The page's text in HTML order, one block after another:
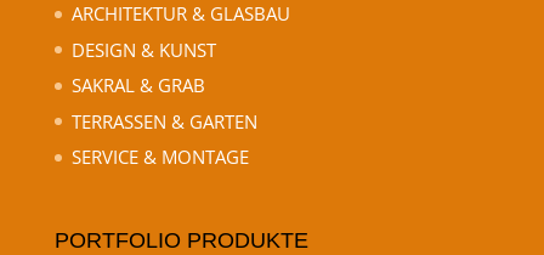
ARCHITEKTUR & GLASBAU
DESIGN & KUNST
SAKRAL & GRAB
TERRASSEN & GARTEN
SERVICE & MONTAGE
PORTFOLIO PRODUKTE